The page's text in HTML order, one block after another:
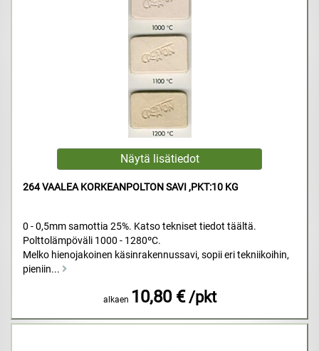
264 VAALEA KORKEANPOLTON SAVI ,PKT:10 KG
0 - 0,5mm samottia 25%. Katso tekniset tiedot täältä.
Polttolämpöväli 1000 - 1280ºC.
Melko hienojakoinen käsinrakennussavi, sopii eri tekniikoihin,
pieniin...
alkaen 10,80 € /pkt